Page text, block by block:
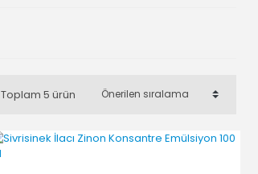
Toplam 5 ürün